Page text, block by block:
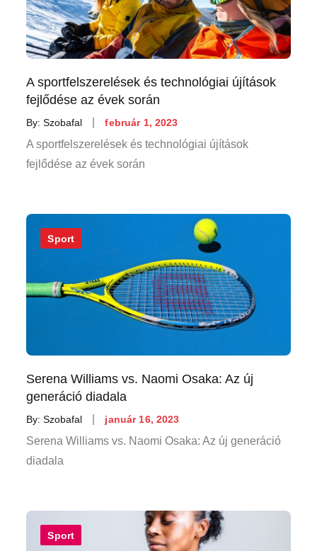
A sportfelszerelések és technológiai újítások
fejlődése az évek során
By:Szobafal
Posted
on
február 1, 2023
A sportfelszerelések és technológiai újítások
fejlődése az évek során
Sport
Serena Williams vs. Naomi Osaka: Az új
generáció diadala
By:Szobafal
Posted
on
január 16, 2023
Serena Williams vs. Naomi Osaka: Az új generáció
diadala
Sport